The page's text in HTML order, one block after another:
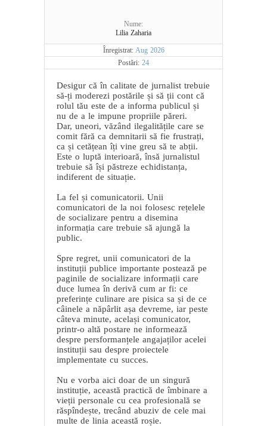
Nume:
Lilia Zaharia
Înregistrat: Aug 2026
Postări: 24
Desigur că în calitate de jurnalist trebuie
să-ți moderezi postările și să ții cont că
rolul tău este de a informa publicul și
nu de a le impune propriile păreri.
Dar, uneori, văzând ilegalitățile care se
comit fără ca demnitarii să fie frustrați,
ca și cetățean îți vine greu să te abții.
Este o luptă interioară, însă jurnalistul
trebuie să își păstreze echidistanța,
indiferent de situație.
La fel și comunicatorii. Unii
comunicatori de la noi folosesc rețelele
de socializare pentru a disemina
informația care trebuie să ajungă la
public.
Spre regret, unii comunicatori de la
instituții publice importante postează pe
paginile de socializare informații care
duce lumea în derivă cum ar fi: ce
preferințe culinare are pisica sa și de ce
câinele a năpârlit așa devreme, iar peste
câteva minute, același comunicator,
printr-o altă postare ne informează
despre persformanțele angajaților acelei
instituții sau despre proiectele
implementate cu succes.
Nu e vorba aici doar de un singură
instituție, această practică de îmbinare a
vieții personale cu cea profesională se
răspîndește, trecând abuziv de cele mai
multe de linia această roșie.